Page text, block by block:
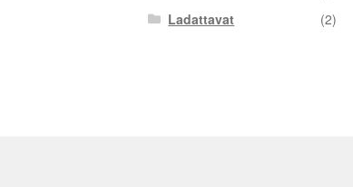
Ladattavat
(2)